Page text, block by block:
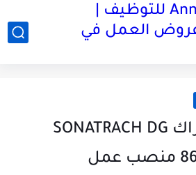
Annexe-dz للتوظيف |
العمل في
شركة سوناطراك SONATRACH DG